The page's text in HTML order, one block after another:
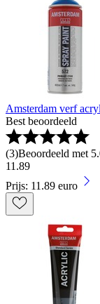
Amsterdam verf
Best beoordeeld
(3)Beoordeeld met
11 .89
Prijs: 11.89 euro